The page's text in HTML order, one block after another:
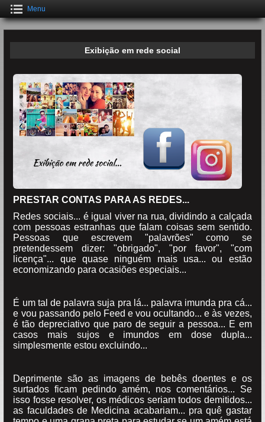
Menu
Exibição em rede social
PRESTAR CONTAS PARA AS REDES...
Redes sociais... é igual viver na rua, dividindo a calçada
com pessoas estranhas que falam coisas sem sentido.
Pessoas que escrevem "palavrões" como se
pretendessem dizer: "obrigado", "por favor", "com
licença"... que quase ninguém mais usa... ou estão
economizando para ocasiões especiais...
É um tal de palavra suja pra lá... palavra imunda pra cá...
e vou passando pelo Feed e vou ocultando... e às vezes,
é tão depreciativo que paro de seguir a pessoa... E em
casos mais sujos e imundos em dose dupla...
simplesmente estou excluindo...
Deprimente são as imagens de bebês doentes e os
surtados ficam pedindo amém, nos comentários... Se
isso fosse resolver, os médicos seriam todos demitidos...
as faculdades de Medicina acabariam... pra quê gastar